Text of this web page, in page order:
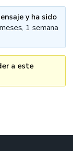
y ha sido
1 semana
a este